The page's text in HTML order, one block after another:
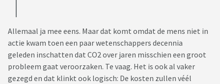
Allemaal ja mee eens. Maar dat komt omdat de mens niet in
actie kwam toen een paar wetenschappers decennia
geleden inschatten dat CO2 over jaren misschien een groot
probleem gaat veroorzaken. Te vaag. Het is ook al vaker
gezegd en dat klinkt ook logisch: De kosten zullen véél